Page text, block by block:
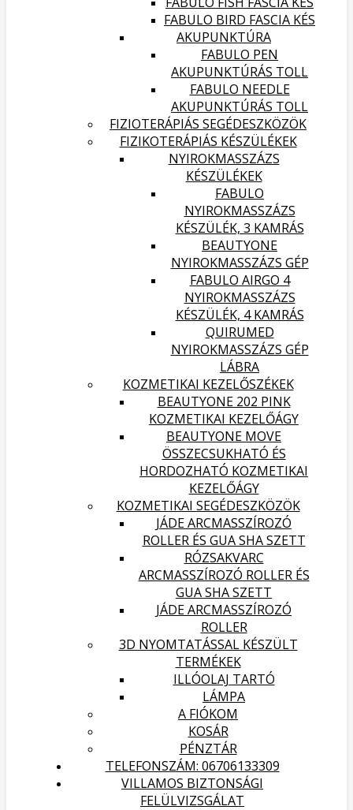
FABULO BIRD FASCIA KÉS
AKUPUNKTÚRA
FABULO PEN
AKUPUNKTÚRÁS TOLL
FABULO NEEDLE
AKUPUNKTÚRÁS TOLL
FIZIOTERÁPIÁS SEGÉDESZKÖZÖK
FIZIKOTERÁPIÁS KÉSZÜLÉKEK
NYIROKMASSZÁZS
KÉSZÜLÉKEK
FABULO
NYIROKMASSZÁZS
KÉSZÜLÉK, 3 KAMRÁS
BEAUTYONE
NYIROKMASSZÁZS GÉP
FABULO AIRGO 4
NYIROKMASSZÁZS
KÉSZÜLÉK, 4 KAMRÁS
QUIRUMED
NYIROKMASSZÁZS GÉP
LÁBRA
KOZMETIKAI KEZELŐSZÉKEK
BEAUTYONE 202 PINK
KOZMETIKAI KEZELŐÁGY
BEAUTYONE MOVE
ÖSSZECSUKHATÓ ÉS
HORDOZHATÓ KOZMETIKAI
KEZELŐÁGY
KOZMETIKAI SEGÉDESZKÖZÖK
JÁDE ARCMASSZÍROZÓ
ROLLER ÉS GUA SHA SZETT
RÓZSAKVARC
ARCMASSZÍROZÓ ROLLER ÉS
GUA SHA SZETT
JÁDE ARCMASSZÍROZÓ
ROLLER
3D NYOMTATÁSSAL KÉSZÜLT
TERMÉKEK
ILLÓOLAJ TARTÓ
LÁMPA
A FIÓKOM
KOSÁR
PÉNZTÁR
TELEFONSZÁM: 06706133309
VILLAMOS BIZTONSÁGI
FELÜLVIZSGÁLAT